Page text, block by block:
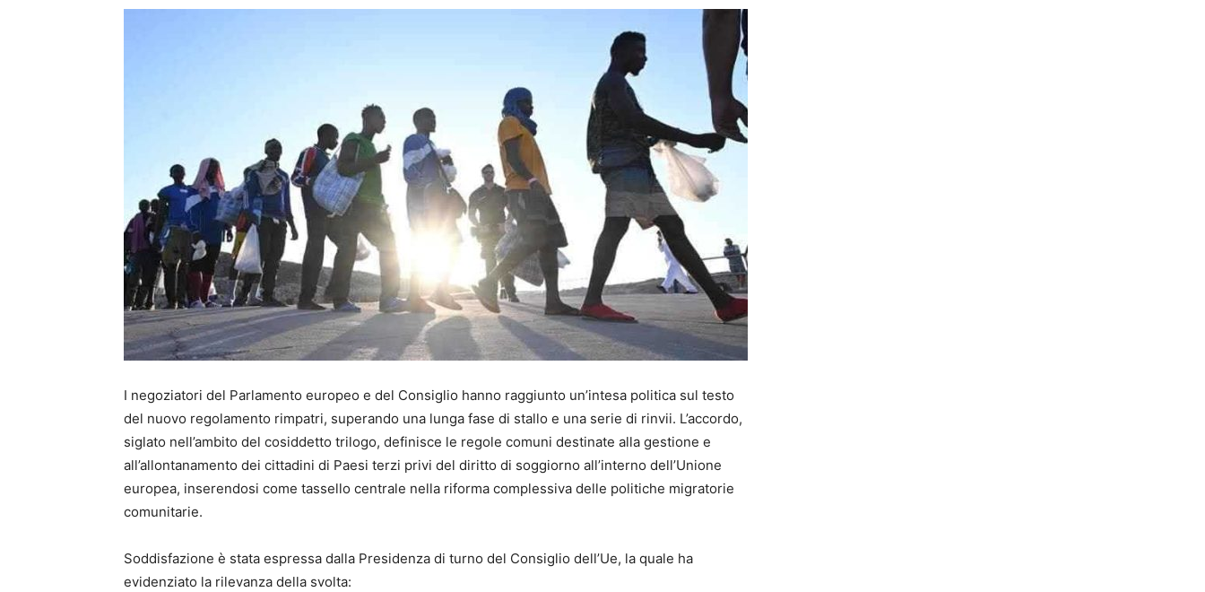
I negoziatori del Parlamento europeo e del Consiglio hanno raggiunto un’intesa politica sul testo
del nuovo regolamento rimpatri, superando una lunga fase di stallo e una serie di rinvii. L’accordo,
siglato nell’ambito del cosiddetto trilogo, definisce le regole comuni destinate alla gestione e
all’allontanamento dei cittadini di Paesi terzi privi del diritto di soggiorno all’interno dell’Unione
europea, inserendosi come tassello centrale nella riforma complessiva delle politiche migratorie
comunitarie.
Soddisfazione è stata espressa dalla Presidenza di turno del Consiglio dell’Ue, la quale ha
evidenziato la rilevanza della svolta: